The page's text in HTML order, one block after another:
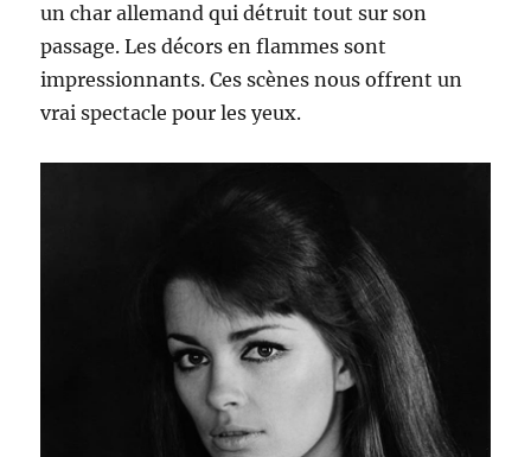
un char allemand qui détruit tout sur son
passage. Les décors en flammes sont
impressionnants. Ces scènes nous offrent un
vrai spectacle pour les yeux.